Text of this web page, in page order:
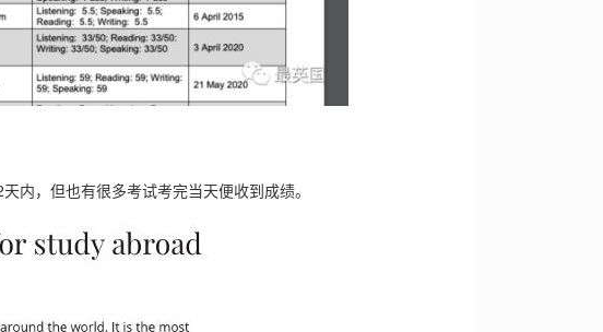
内，但也有很多考试考完当天便收到成绩。